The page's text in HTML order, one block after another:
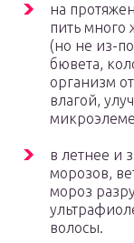
на
пить много
(но не из-
бювета,
организм
влагой,
в летнее и
морозов,
мороз
волосы.